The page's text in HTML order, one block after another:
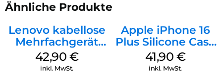
Ähnliche Produkte
Lenovo kabellose
Mehrfachgerät
Luna Grey
42,90 €
inkl. MwSt.
Apple iPhone 16
Plus Silicone Case
MagSafe Stone
Gray
41,90 €
inkl. MwSt.